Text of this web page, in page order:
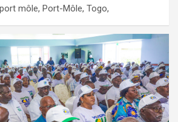
môle, Port-Môle, Togo,